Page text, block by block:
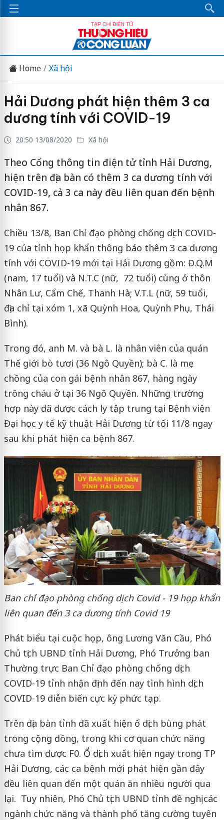
Home Xã hội
Hải Dương phát hiện thêm 3 ca
dương tính với COVID-19
20:50 13/08/2020 Xã hội
Theo Cổng thông tin điện tử tỉnh Hải Dương,
hiện trên địa bàn có thêm 3 ca dương tính với
COVID-19, cả 3 ca này đều liên quan đến bệnh
nhân 867.
Chiều 13/8, Ban Chỉ đạo phòng chống dịch COVID-
19 của tỉnh họp khẩn thông báo thêm 3 ca dương
tính với COVID-19 mới tại Hải Dương gồm: Đ.Q.M
(nam, 17 tuổi) và N.T.C (nữ, 72 tuổi) cùng ở thôn
Nhân Lư, Cẩm Chế, Thanh Hà; V.T.L (nữ, 59 tuổi,
địa chỉ tại xóm 1, xã Quỳnh Hoa, Quỳnh Phụ, Thái
Bình).
Trong đó, anh M. và bà L. là nhân viên của quán
Thế giới bò tươi (36 Ngô Quyền); bà C. là mẹ
chồng của con gái bệnh nhân 867, hàng ngày
trông cháu ở tại 36 Ngô Quyền. Những trường
hợp này đã được cách ly tập trung tại Bệnh viện
Đại học y tế kỹ thuật Hải Dương từ tối 11/8 ngay
sau khi phát hiện ca bệnh 867.
Ban chỉ đạo phòng chống dịch Covid - 19 họp khẩn
liên quan đến 3 ca dương tính Covid 19
Phát biểu tại cuộc họp, ông Lương Văn Cầu, Phó
Chủ tịch UBND tỉnh Hải Dương, Phó Trưởng ban
Thường trực Ban Chỉ đạo phòng chống dịch
COVID-19 tỉnh nhận định đến nay tình hình dịch
COVID-19 diễn biến cực kỳ phức tạp.
Trên địa bàn tỉnh đã xuất hiện ổ dịch bùng phát
trong cộng đồng, trong khi cơ quan chức năng
chưa tìm được F0. Ổ dịch xuất hiện ngay trong TP
Hải Dương, các ca bệnh mới phát hiện gần đây
đều liên quan đến một quán ăn nhiều người qua
lại. Tuy nhiên, Phó Chủ tịch UBND tỉnh đề nghị các
ngành chức năng và thành phố tăng cường tuyên